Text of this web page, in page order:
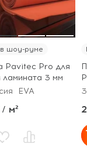
шоу-руме
Pavitec Pro для
ламината 3 мм
EVA
м²